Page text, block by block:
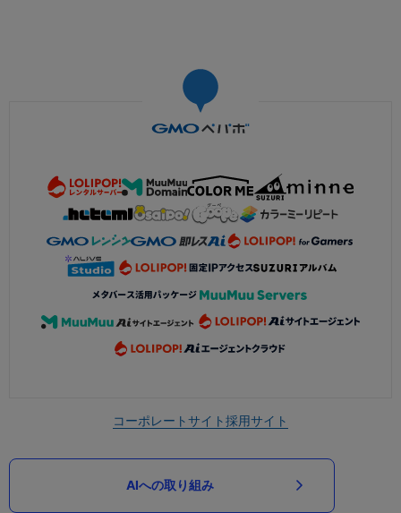
コーポレートサイト採用サイト
AIへの取り組み